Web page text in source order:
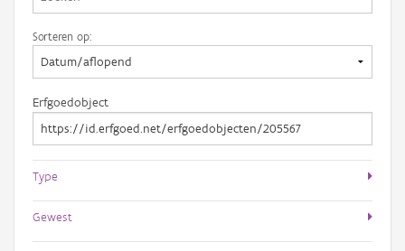
Sorteren op:
Erfgoedobject
Type
Gewest